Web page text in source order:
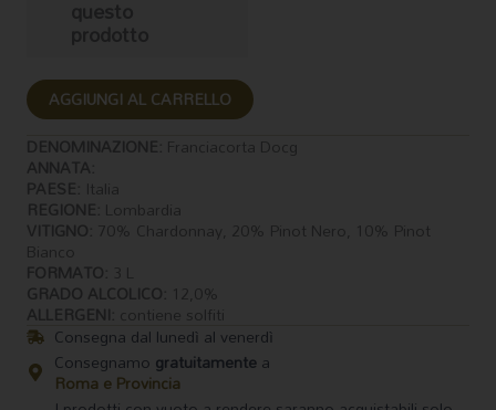
AGGIUNGI AL CARRELLO
DENOMINAZIONE: Franciacorta Docg
ANNATA:
PAESE: Italia
REGIONE: Lombardia
VITIGNO: 70% Chardonnay, 20% Pinot Nero, 10% Pinot
Bianco
FORMATO: 3 L
GRADO ALCOLICO: 12,0%
ALLERGENI: contiene solfiti
Consegna dal lunedì al venerdì
Consegnamo gratuitamentea
Roma e Provincia